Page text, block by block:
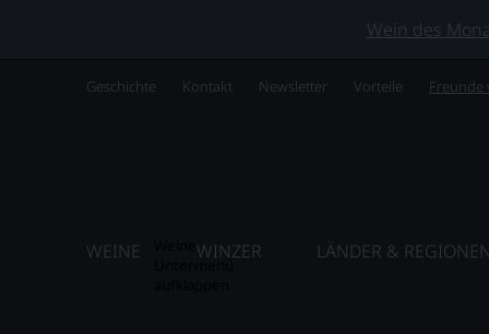
Wein des
Geschichte Kontakt Newsletter Vorteile Freunde
WEINE WINZER LÄNDER & REGIONEN